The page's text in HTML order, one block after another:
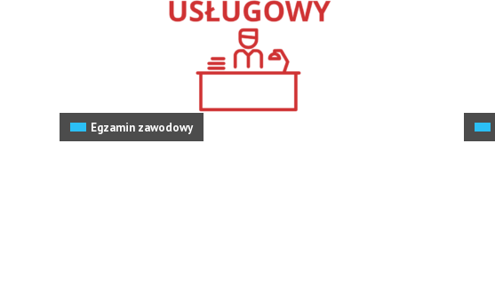
Egzamin zawodowy